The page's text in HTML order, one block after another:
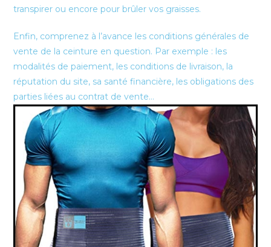
transpirer ou encore pour brûler vos graisses.
Enfin, comprenez à l’avance les conditions générales de
vente de la ceinture en question. Par exemple : les
modalités de paiement, les conditions de livraison, la
réputation du site, sa santé financière, les obligations des
parties liées au contrat de vente…